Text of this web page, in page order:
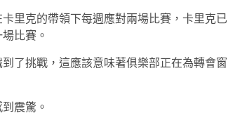
里克的帶領下每週應對兩場比賽，卡里克已
比賽。
了挑戰，這應該意味著俱樂部正在為轉會窗
震驚。